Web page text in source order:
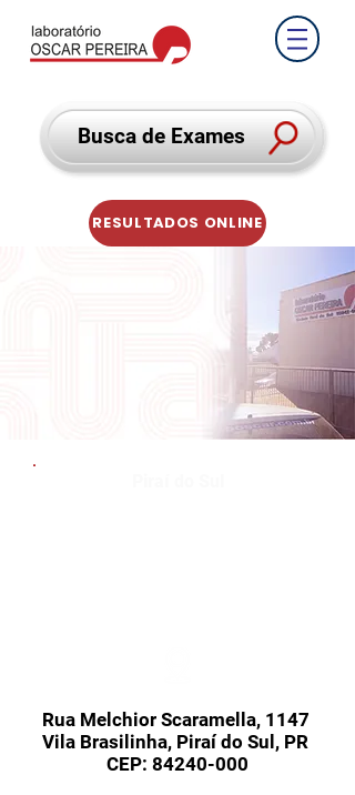
Busca de Exames
RESULTADOS ONLINE
Rua Melchior Scaramella, 1147
Vila Brasilinha, Piraí do Sul, PR
CEP: 84240-000